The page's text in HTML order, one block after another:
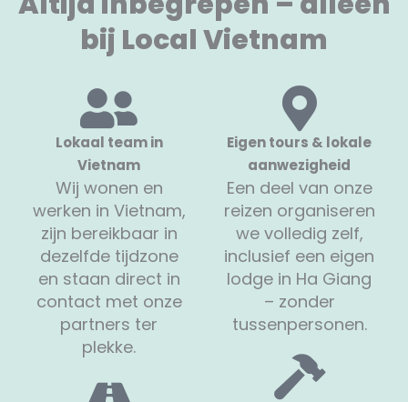
bij Local Vietnam
Lokaal team in
Vietnam
Wij wonen en
werken in Vietnam,
zijn bereikbaar in
dezelfde tijdzone
en staan direct in
contact met onze
partners ter
plekke.
Eigen tours & lokale
aanwezigheid
Een deel van onze
reizen organiseren
we volledig zelf,
inclusief een eigen
lodge in Ha Giang
– zonder
tussenpersonen.